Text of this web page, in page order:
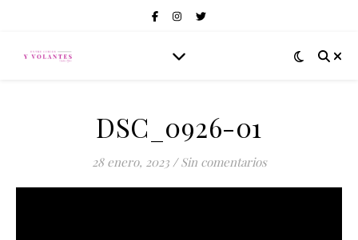
DSC_0926-01
28 enero, 2023 / Sin comentarios